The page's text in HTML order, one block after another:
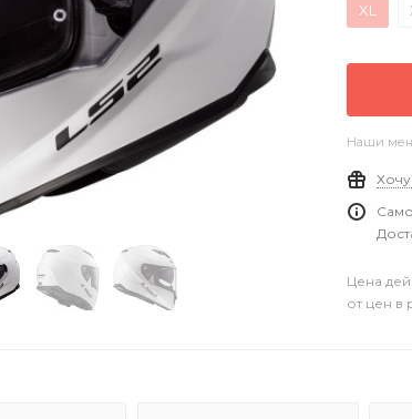
XL
Наши
Цена
от цен в